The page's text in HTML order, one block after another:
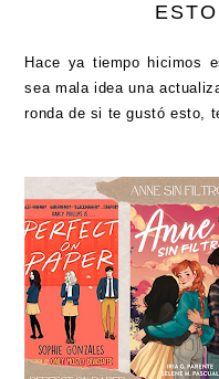
Hace ya tiempo hicimos
sea mala idea una
ronda de si te gustó esto,